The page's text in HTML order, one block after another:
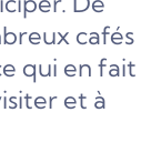
cafés
qui en fait
et à